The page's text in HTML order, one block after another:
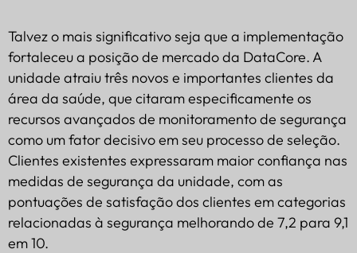
Talvez o mais significativo seja que a implementação
fortaleceu a posição de mercado da DataCore. A
unidade atraiu três novos e importantes clientes da
área da saúde, que citaram especificamente os
recursos avançados de monitoramento de segurança
como um fator decisivo em seu processo de seleção.
Clientes existentes expressaram maior confiança nas
medidas de segurança da unidade, com as
pontuações de satisfação dos clientes em categorias
relacionadas à segurança melhorando de 7,2 para 9,1
em 10.